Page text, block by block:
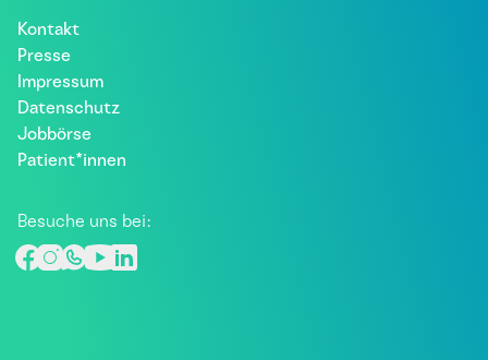
Kontakt
Presse
Impressum
Datenschutz
Jobbörse
Patient*innen
Besuche uns bei: